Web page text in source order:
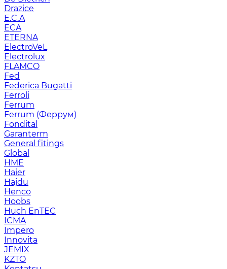
Drazice
E.C.A
ECA
ETERNA
ElectroVeL
Electrolux
FLAMCO
Fed
Federica Bugatti
Ferroli
Ferrum
Ferrum (Феррум)
Fondital
Garanterm
General fitings
Global
HME
Haier
Hajdu
Henco
Hoobs
Huch EnTEC
ICMA
Impero
Innovita
JEMIX
KZTO